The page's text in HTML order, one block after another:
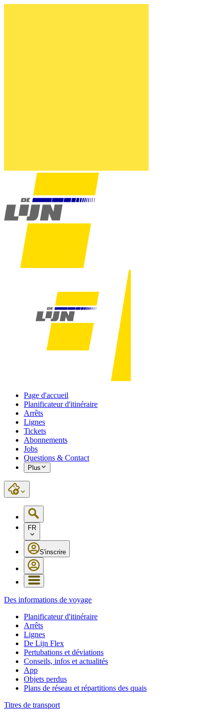
Page d'accueil
Planificateur d'itinéraire
Arrêts
Lignes
Tickets
Abonnements
Jobs
Questions & Contact
Plus
FR
S'inscrire
Des informations de voyage
Planificateur d'itinéraire
Arrêts
Lignes
De Lijn Flex
Pertubations et déviations
Conseils, infos et actualités
App
Objets perdus
Plans de réseau et répartitions des quais
Titres de transport